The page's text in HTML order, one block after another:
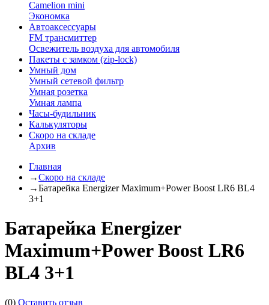
Camelion mini
Экономка
Автоаксессуары
FM трансмиттер
Освежитель воздуха для автомобиля
Пакеты с замком (zip-lock)
Умный дом
Умный сетевой фильтр
Умная розетка
Умная лампа
Часы-будильник
Калькуляторы
Скоро на складе
Архив
Главная
→Скоро на складе
→Батарейка Energizer Maximum+Power Boost LR6 BL4
3+1
Батарейка Energizer
Maximum+Power Boost LR6
BL4 3+1
(0) Оставить отзыв